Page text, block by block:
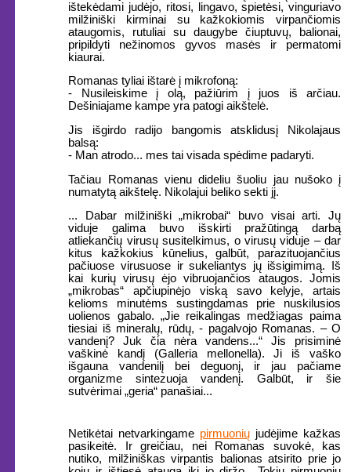
ištekėdami judėjo, ritosi, lingavo, spietėsi, vinguriavo
milžiniški kirminai su kažkokiomis virpančiomis
ataugomis, rutuliai su daugybe čiuptuvų, balionai,
pripildyti nežinomos gyvos masės ir permatomi
kiaurai.
Romanas tyliai ištarė į mikrofoną:
- Nusileiskime į olą, pažiūrim į juos iš arčiau.
Dešiniajame kampe yra patogi aikštelė.
Jis išgirdo radijo bangomis atsklidusį Nikolajaus
balsą:
- Man atrodo... mes tai visada spėdime padaryti.
Tačiau Romanas vienu dideliu šuoliu jau nušoko į
numatytą aikštelę. Nikolajui beliko sekti jį.
... Dabar milžiniški „mikrobai“ buvo visai arti. Jų
viduje galima buvo išskirti pražūtingą darbą
atliekančių virusų susitelkimus, o virusų viduje – dar
kitus kažkokius kūnelius, galbūt, parazituojančius
pačiuose virusuose ir sukeliantys jų išsigimimą. Iš
kai kurių virusų ėjo vibruojančios ataugos. Jomis
„mikrobas“ apčiupinėjo viską savo kelyje, artais
kelioms minutėms sustingdamas prie nuskilusios
uolienos gabalo. „Jie reikalingas medžiagas paima
tiesiai iš mineralų, rūdų, - pagalvojo Romanas. – O
vandenį? Juk čia nėra vandens...“ Jis prisiminė
vaškinė kandį (Galleria mellonella). Ji iš vaško
išgauna vandenilį bei deguonį, ir jau pačiame
organizme sintezuoja vandenį. Galbūt, ir šie
sutvėrimai „geria“ panašiai...
Netikėtai netvarkingame pirmuonių judėjime kažkas
pasikeitė. Ir greičiau, nei Romanas suvokė, kas
nutiko, milžiniškas virpantis balionas atsirito prie jo